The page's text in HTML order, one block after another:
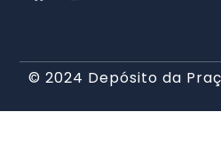
© 2024 Depósito da